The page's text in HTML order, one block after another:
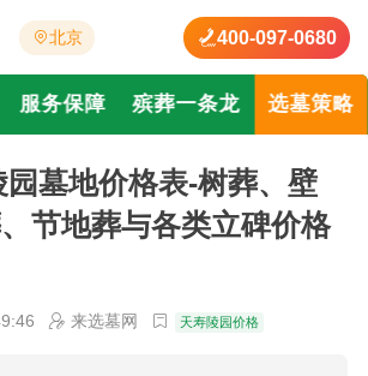
北京 400-097-0680
服务保障 殡葬一条龙 选墓策略
墓地价格表-树葬、壁
节地葬与各类立碑价格
来选墓网 天寿陵园价格